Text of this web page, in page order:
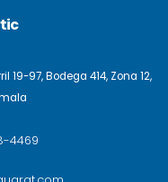
19-97, Bodega 414, Zona 12,
4469